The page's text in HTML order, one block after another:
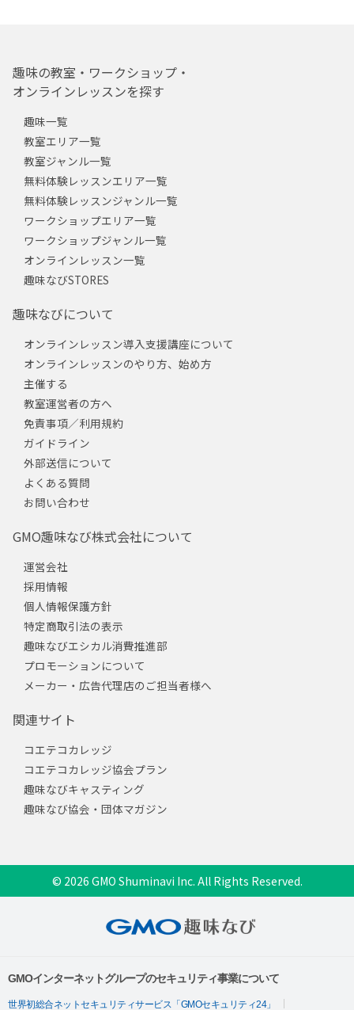
趣味の教室・ワークショップ・
オンラインレッスンを探す
趣味一覧
教室エリア一覧
教室ジャンル一覧
無料体験レッスンエリア一覧
無料体験レッスンジャンル一覧
ワークショップエリア一覧
ワークショップジャンル一覧
オンラインレッスン一覧
趣味なびSTORES
趣味なびについて
オンラインレッスン導入支援講座について
オンラインレッスンのやり方、始め方
主催する
教室運営者の方へ
免責事項／利用規約
ガイドライン
外部送信について
よくある質問
お問い合わせ
GMO趣味なび株式会社について
運営会社
採用情報
個人情報保護方針
特定商取引法の表示
趣味なびエシカル消費推進部
プロモーションについて
メーカー・広告代理店のご担当者様へ
関連サイト
コエテコカレッジ
コエテコカレッジ協会プラン
趣味なびキャスティング
趣味なび協会・団体マガジン
© 2026 GMO Shuminavi Inc. All Rights Reserved.